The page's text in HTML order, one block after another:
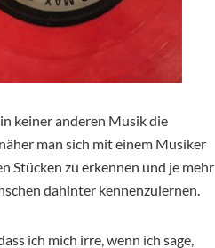
keiner anderen Musik die
man sich mit einem Musiker
Stücken zu erkennen und je mehr
dahinter kennenzulernen.
ich mich irre, wenn ich sage,